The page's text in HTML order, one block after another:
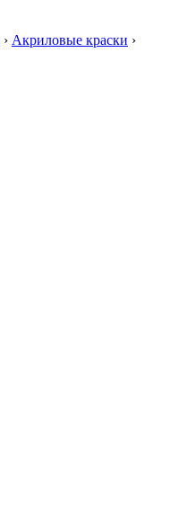
› Акриловые краски ›